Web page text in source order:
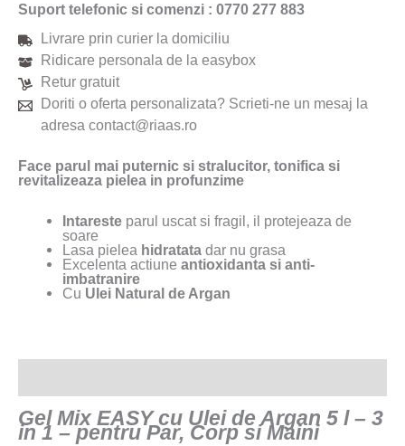
Suport telefonic si comenzi : 0770 277 883
Livrare prin curier la domiciliu
Ridicare personala de la easybox
Retur gratuit
Doriti o oferta personalizata? Scrieti-ne un mesaj la
adresa contact@riaas.ro
Face parul mai puternic si stralucitor, tonifica si
revitalizeaza pielea in profunzime
Intareste parul uscat si fragil, il protejeaza de
soare
Lasa pielea hidratata dar nu grasa
Excelenta actiuneantioxidanta si anti-
imbatranire
Cu Ulei Natural de Argan
Gel Mix EASY cu Ulei de Argan 5 l – 3
in 1 – pentru Par, Corp si Maini